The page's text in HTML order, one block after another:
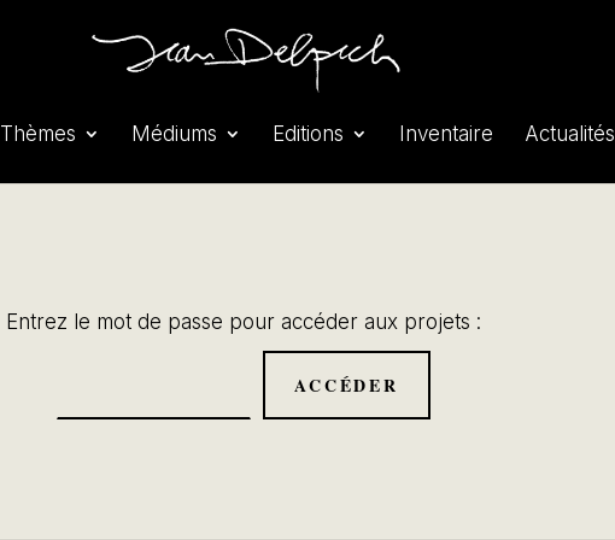
Thèmes Médiums Editions Inventaire Actualités
Entrez le mot de passe pour accéder aux projets :